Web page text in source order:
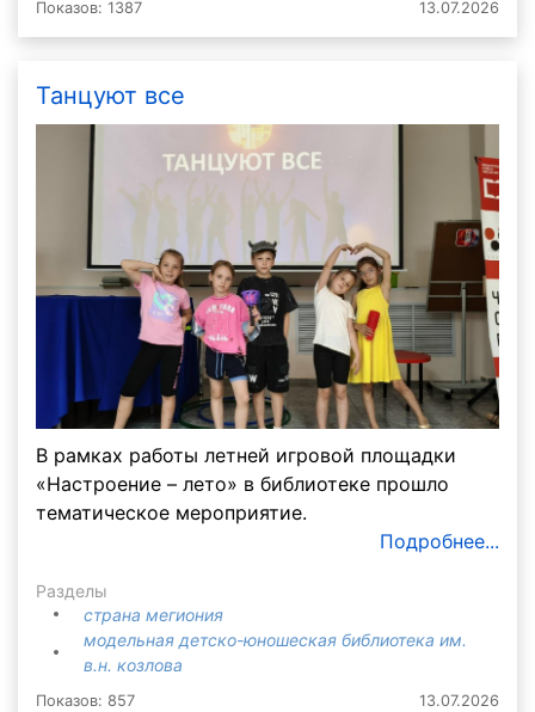
Показов: 1387 13.07.2026
Танцуют все
В рамках работы летней игровой площадки
«Настроение – лето» в библиотеке прошло
тематическое мероприятие.
Подробнее...
Разделы
страна мегиония
модельная детско-юношеская библиотека им.
в.н. козлова
Показов: 857 13.07.2026